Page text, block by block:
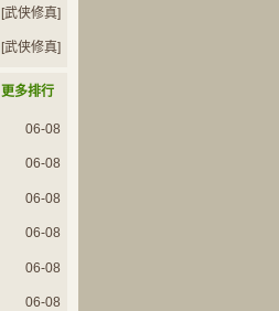
[武侠修真]
[武侠修真]
更多排行
06-08
06-08
06-08
06-08
06-08
06-08